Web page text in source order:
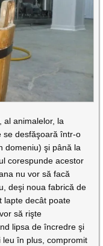
al animalelor, la
se desfăşoară într-o
domeniu) şi până la
corespunde acestor
nu vor să facă
deşi noua fabrică de
lapte decât poate
să rişte
lipsa de încredre şi
în plus, compromit